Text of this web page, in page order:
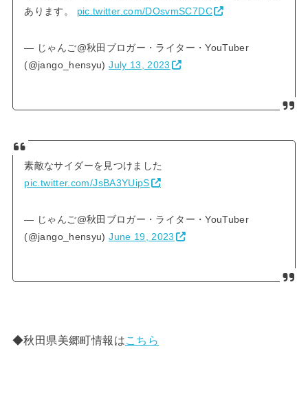
あります。 pic.twitter.com/DOsvmSC7DC
— じゃんご@秋田ブロガー・ライター・YouTuber
(@jango_hensyu)July 13, 2023
素敵なサイダーを見つけました
pic.twitter.com/JsBA3YUipS
— じゃんご@秋田ブロガー・ライター・YouTuber
(@jango_hensyu)June 19, 2023
◆秋田県美郷町情報はこちら